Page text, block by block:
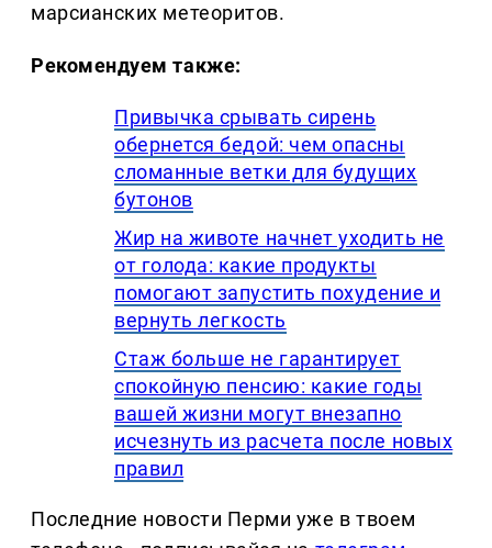
марсианских метеоритов.
Рекомендуем также:
Привычка срывать сирень
обернется бедой: чем опасны
сломанные ветки для будущих
бутонов
Жир на животе начнет уходить не
от голода: какие продукты
помогают запустить похудение и
вернуть легкость
Стаж больше не гарантирует
спокойную пенсию: какие годы
вашей жизни могут внезапно
исчезнуть из расчета после новых
правил
Последние новости Перми уже в твоем